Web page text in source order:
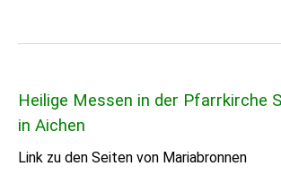
Heilige Messen in der Pfarrkirche
in Aichen
Link zu den Seiten von Mariabronnen